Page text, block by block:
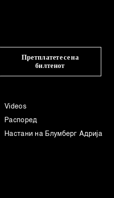
Претплатете се на
билтенот
Videos
Распоред
Настани на Блумберг Адрија